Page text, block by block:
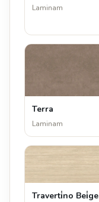
Laminam
Terra
Laminam
Traverti̇no Bei̇ge